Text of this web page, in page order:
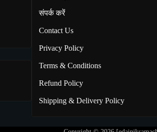
संपर्क करें
Contact Us
Privacy Policy
Terms & Conditions
Refund Policy
Shipping & Delivery Policy